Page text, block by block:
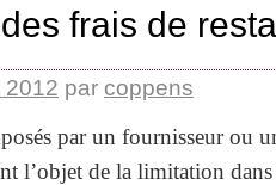
frais de
2012 par coppens
par un fournisseur ou
l’objet de la limitation